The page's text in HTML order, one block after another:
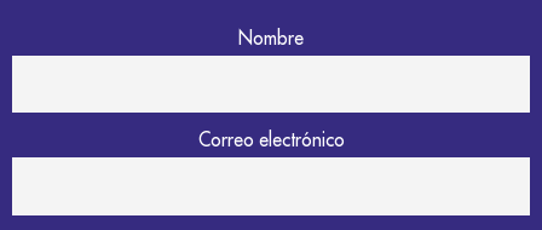
Nombre
Correo electrónico